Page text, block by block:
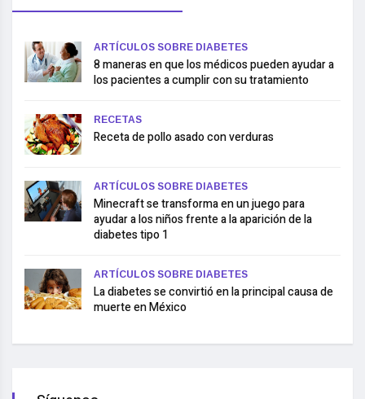
ARTÍCULOS SOBRE DIABETES
8 maneras en que los médicos pueden ayudar a
los pacientes a cumplir con su tratamiento
RECETAS
Receta de pollo asado con verduras
ARTÍCULOS SOBRE DIABETES
Minecraft se transforma en un juego para
ayudar a los niños frente a la aparición de la
diabetes tipo 1
ARTÍCULOS SOBRE DIABETES
La diabetes se convirtió en la principal causa de
muerte en México